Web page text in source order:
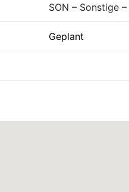
SON – Sonstige
Geplant